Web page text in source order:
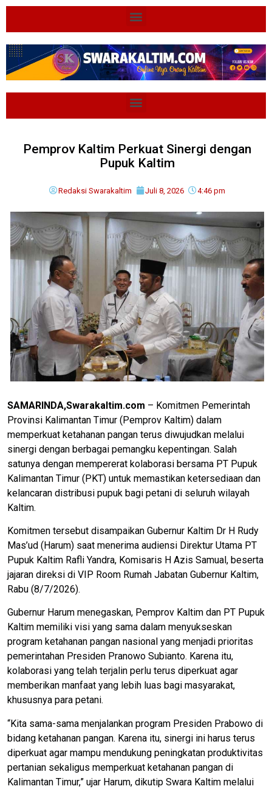
Pemprov Kaltim Perkuat Sinergi dengan
Pupuk Kaltim
Redaksi Swarakaltim Juli 8, 2026 4:46 pm
SAMARINDA,Swarakaltim.com – Komitmen Pemerintah
Provinsi Kalimantan Timur (Pemprov Kaltim) dalam
memperkuat ketahanan pangan terus diwujudkan melalui
sinergi dengan berbagai pemangku kepentingan. Salah
satunya dengan mempererat kolaborasi bersama PT Pupuk
Kalimantan Timur (PKT) untuk memastikan ketersediaan dan
kelancaran distribusi pupuk bagi petani di seluruh wilayah
Kaltim.
Komitmen tersebut disampaikan Gubernur Kaltim Dr H Rudy
Mas’ud (Harum) saat menerima audiensi Direktur Utama PT
Pupuk Kaltim Rafli Yandra, Komisaris H Azis Samual, beserta
jajaran direksi di VIP Room Rumah Jabatan Gubernur Kaltim,
Rabu (8/7/2026).
Gubernur Harum menegaskan, Pemprov Kaltim dan PT Pupuk
Kaltim memiliki visi yang sama dalam menyukseskan
program ketahanan pangan nasional yang menjadi prioritas
pemerintahan Presiden Pranowo Subianto. Karena itu,
kolaborasi yang telah terjalin perlu terus diperkuat agar
memberikan manfaat yang lebih luas bagi masyarakat,
khususnya para petani.
“Kita sama-sama menjalankan program Presiden Prabowo di
bidang ketahanan pangan. Karena itu, sinergi ini harus terus
diperkuat agar mampu mendukung peningkatan produktivitas
pertanian sekaligus memperkuat ketahanan pangan di
Kalimantan Timur,” ujar Harum, dikutip Swara Kaltim melalui